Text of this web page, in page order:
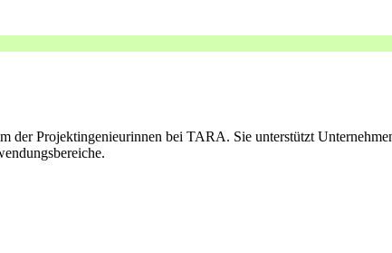
der Projektingenieurinnen bei TARA. Sie unterstützt